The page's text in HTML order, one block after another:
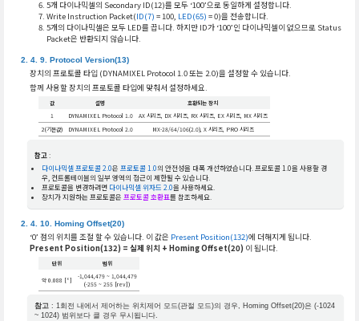
5개 다이나믹셀의 Secondary ID(12)를 모두 ‘100’으로 동일하게 설정합니다.
Write Instruction Packet(ID(7) = 100, LED(65) = 0)을 전송합니다.
5개의 다이나믹셀은 모두 LED를 끕니다. 하지만 ID가 ‘100’인 다이나믹셀이 없으므로 Status
Packet은 반환되지 않습니다.
Protocol Version(13)
장치의 프로토콜 타입 (DYNAMIXEL Protocol 1.0 또는 2.0)을 설정할 수 있습니다.
함께 사용할 장치의 프로토콜 타입에 맞춰서 설정하세요.
값 설명
호환되는 장치
1
DYNAMIXEL Protocol 1.0
AX 시리즈, DX 시리즈, RX 시리즈, EX 시리즈, MX 시리즈
2(기본값)
DYNAMIXEL Protocol 2.0 MX-28/64/106(2.0), X 시리즈, PRO 시리즈
참고 :
다이나믹셀 프로토콜 2.0은 프로토콜 1.0의 안전성을 대폭 개선하였습니다. 프로토콜 1.0을 사용할 경
우, 컨트롤테이블의 일부 영역의 접근이 제한될 수 있습니다.
프로토콜을 변경하려면 다이나믹셀 위자드 2.0을 사용하세요.
장치가 지원하는 프로토콜은 프로토콜 호환표를 참조하세요.
Homing Offset(20)
‘0’ 점의 위치를 조절 할 수 있습니다. 이 값은 Present Position(132)에 더해지게 됩니다.
Present Position(132) = 실제 위치 + Homing Offset(20)이 됩니다.
단위 범위
약 0.088 [°]
-1,044,479 ~ 1,044,479
(-255 ~ 255 [rev])
참고 : 1회전 내에서 제어하는 위치제어 모드(관절 모드)의 경우, Homing Offset(20)은 (-1024
~ 1024) 범위보다 클 경우 무시됩니다.